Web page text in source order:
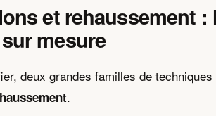
et rehaussement :
mesure
deux grandes familles de
.